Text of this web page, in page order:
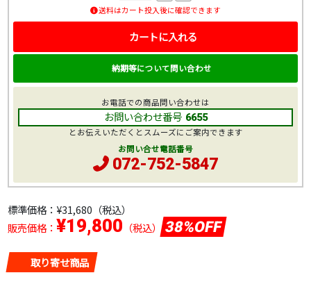
標準価格： ¥31,680 （税込）
販売価格： ¥19,800 （税込） 38%OFF
取り寄せ商品
送料はカート投入後に確認できます
カートに入れる
納期等について問い合わせ
お電話での商品問い合わせは
お問い合わせ番号 6655
とお伝えいただくとスムーズにご案内できます
お問い合せ電話番号
072-752-5847